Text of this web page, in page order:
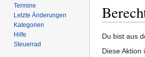
Zur
Navigation
Zur
Suche
Du bist aus
Diese Aktion
Termine
Letzte Änderungen
Kategorien
Hilfe
Steuerrad